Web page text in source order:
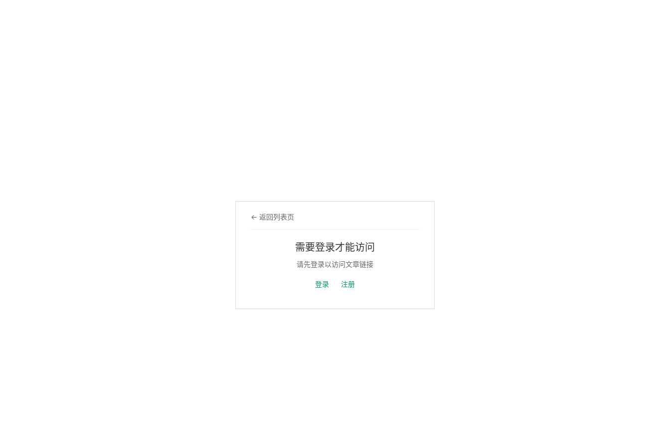
← 返回列表页
需要登录才能访问
请先登录以访问文章链接
登录 注册